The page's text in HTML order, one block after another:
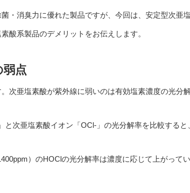
・消臭力に優れた製品ですが、今回は、安定型次亜
酸系製品のデメリットをお伝えします。
弱点
。次亜塩素酸が紫外線に弱いのは有効塩素濃度の光分
と次亜塩素酸イオン「OCl-」の光分解率を比較する
）のHOClの光分解率は濃度に応じて上がって